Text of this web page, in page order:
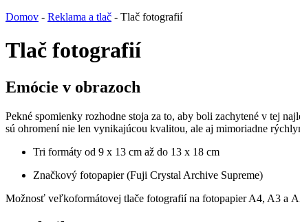
Domov - Reklama a tlač - Tlač fotografií
Tlač fotografií
Emócie v obrazoch
Pekné spomienky rozhodne stoja za to, aby boli zachytené v tej
sú ohromení nie len vynikajúcou kvalitou, ale aj mimoriadne
Tri formáty od 9 x 13 cm až do 13 x 18 cm
Značkový fotopapier (Fuji Crystal Archive Supreme)
Možnosť veľkoformátovej tlače fotografií na fotopapier A4, A3 a